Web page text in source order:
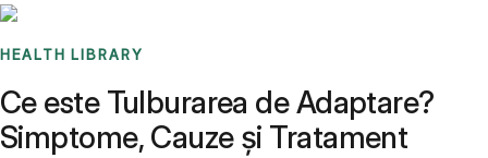
HEALTH LIBRARY
Ce este Tulburarea de Adaptare?
Simptome, Cauze și Tratament